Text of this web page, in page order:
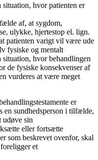
hvor patienten er
af, at sygdom,
ulykke, hjertestop el. lign.
patienten varigt vil være ude
fysiske og mentalt
hvor behandlingen
de fysiske konsekvenser af
vurderes at være meget
er
en sundhedsperson i tilfælde,
udøve sin
eller fortsætte
som beskrevet ovenfor, skal
et